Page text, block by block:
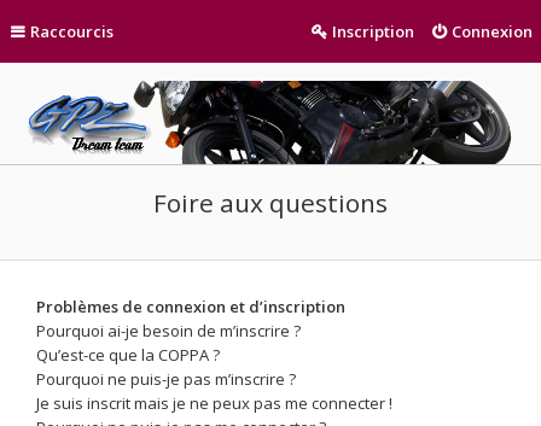
Raccourcis Connexion
Inscription
Foire aux questions
Problèmes de connexion et d’inscription
Pourquoi ai-je besoin de m’inscrire ?
Qu’est-ce que la COPPA ?
Pourquoi ne puis-je pas m’inscrire ?
Je suis inscrit mais je ne peux pas me connecter !